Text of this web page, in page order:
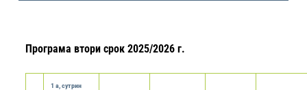
Програма втори срок 2025/2026 г.
1 а, сутрин